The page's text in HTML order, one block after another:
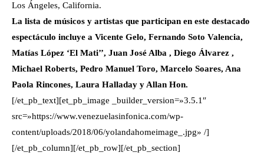
Los Ángeles, California.
La lista de músicos y artistas que participan en este destacado
espectáculo incluye a Vicente Gelo, Fernando Soto Valencia,
Matías López ‘El Mati’’, Juan José Alba , Diego Álvarez ,
Michael Roberts, Pedro Manuel Toro, Marcelo Soares, Ana
Paola Rincones, Laura Halladay y Allan Hon.
[/et_pb_text][et_pb_image _builder_version=»3.5.1″
src=»https://www.venezuelasinfonica.com/wp-
content/uploads/2018/06/yolandahomeimage_.jpg» /]
[/et_pb_column][/et_pb_row][/et_pb_section]